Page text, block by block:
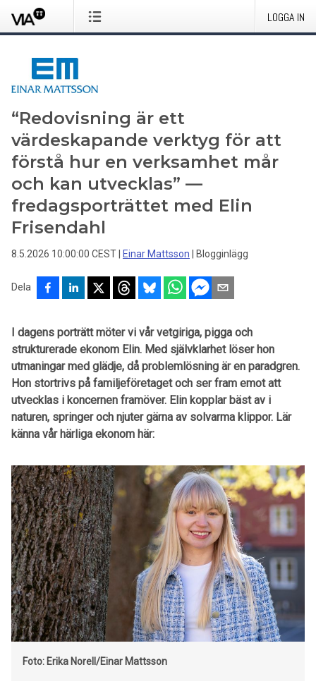
LOGGA IN
“Redovisning är ett
värdeskapande verktyg för att
förstå hur en verksamhet mår
och kan utvecklas” —
fredagsporträttet med Elin
Frisendahl
8.5.2026 10:00:00 CEST Einar Mattsson Blogginlägg
Dela
I dagens porträtt möter vi vår vetgiriga, pigga och
strukturerade ekonom Elin. Med självklarhet löser hon
utmaningar med glädje, då problemlösning är en paradgren.
Hon stortrivs på familjeföretaget och ser fram emot att
utvecklas i koncernen framöver. Elin kopplar bäst av i
naturen, springer och njuter gärna av solvarma klippor. Lär
känna vår härliga ekonom här:
Foto: Erika Norell/Einar Mattsson